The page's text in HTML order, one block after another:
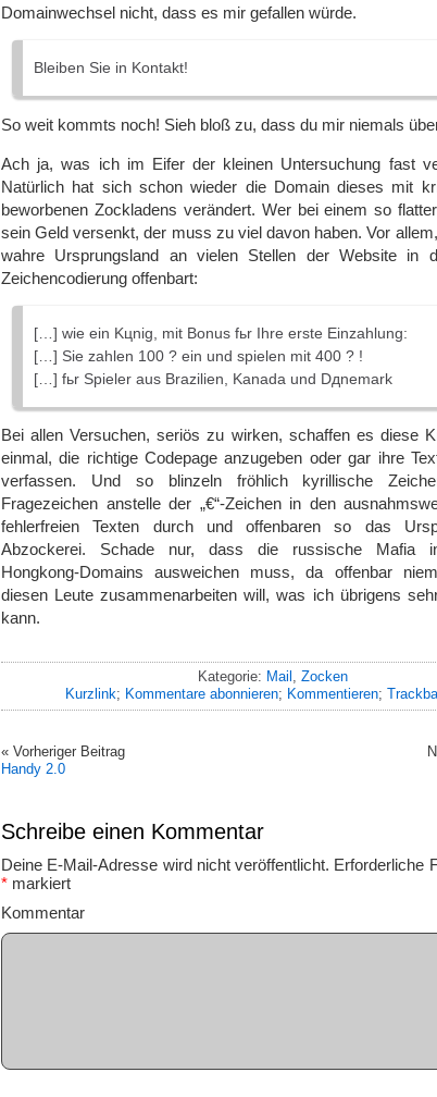
Domainwechsel nicht, dass es mir gefallen würde.
Bleiben Sie in Kontakt!
So weit kommts noch! Sieh bloß zu, dass du mir niemals
Ach ja, was ich im Eifer der kleinen Untersuchung fast
Natürlich hat sich schon wieder die Domain dieses mit
beworbenen Zockladens verändert. Wer bei einem so
sein Geld versenkt, der muss zu viel davon haben. Vor
wahre Ursprungsland an vielen Stellen der Website in
Zeichencodierung offenbart:
[…] wie ein Kцnig, mit Bonus fьr Ihre erste Einzahlung:
[…] Sie zahlen 100 ? ein und spielen mit 400 ? !
[…] fьr Spieler aus Brazilien, Kanada und Dдnemark
Bei allen Versuchen, seriös zu wirken, schaffen es diese
einmal, die richtige Codepage anzugeben oder gar ihre
verfassen. Und so blinzeln fröhlich kyrillische
Fragezeichen anstelle der „€“-Zeichen in den
fehlerfreien Texten durch und offenbaren so das
Abzockerei. Schade nur, dass die russische Mafia
Hongkong-Domains ausweichen muss, da offenbar
diesen Leute zusammenarbeiten will, was ich übrigens
kann.
Kategorie: Mail , Zocken
Kurzlink; Kommentare abonnieren; Kommentieren;
« Vorheriger Beitrag
Handy 2.0
Schreibe einen Kommentar
Deine E-Mail-Adresse wird nicht veröffentlicht. Erforderliche
* markiert